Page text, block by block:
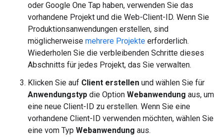
oder Google One Tap haben, verwenden Sie das
vorhandene Projekt und die Web-Client-ID. Wenn Sie
Produktionsanwendungen erstellen, sind
möglicherweise mehrere Projekte erforderlich.
Wiederholen Sie die verbleibenden Schritte dieses
Abschnitts für jedes Projekt, das Sie verwalten.
Klicken Sie auf Client erstellen und wählen Sie für
Anwendungstyp die Option Webanwendung aus, um
eine neue Client-ID zu erstellen. Wenn Sie eine
vorhandene Client-ID verwenden möchten, wählen Sie
eine vom Typ Webanwendung aus.